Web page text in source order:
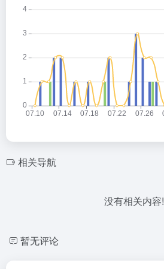
相关导航
没有相关内容!
暂无评论